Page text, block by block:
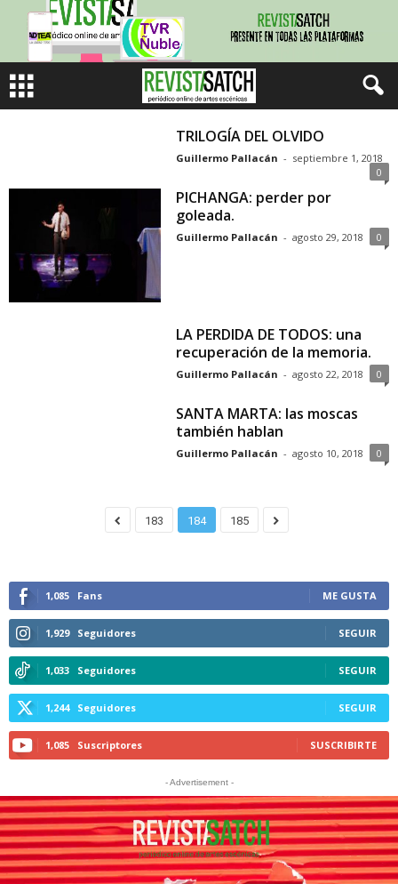
TRILOGÍA DEL OLVIDO
Guillermo Pallacán - septiembre 1, 2018
0
PICHANGA: perder por
goleada.
Guillermo Pallacán - agosto 29, 2018 0
LA PERDIDA DE TODOS: una
recuperación de la memoria.
Guillermo Pallacán - agosto 22, 2018 0
SANTA MARTA: las moscas
también hablan
Guillermo Pallacán - agosto 10, 2018 0
183 184 185
1,085 Fans ME GUSTA
1,929 Seguidores SEGUIR
1,033 Seguidores SEGUIR
1,244 Seguidores SEGUIR
1,085 Suscriptores SUSCRIBIRTE
- Advertisement -